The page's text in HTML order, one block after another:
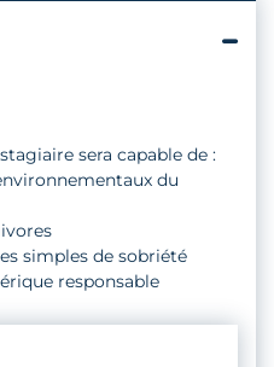
sera capable de :
du
simples de sobriété
responsable